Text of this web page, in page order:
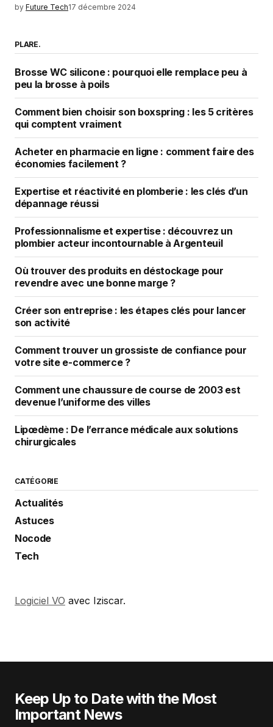
by Future Tech17 décembre 2024
PLARE.
Brosse WC silicone : pourquoi elle remplace peu à
peu la brosse à poils
Comment bien choisir son boxspring : les 5 critères
qui comptent vraiment
Acheter en pharmacie en ligne : comment faire des
économies facilement ?
Expertise et réactivité en plomberie : les clés d’un
dépannage réussi
Professionnalisme et expertise : découvrez un
plombier acteur incontournable à Argenteuil
Où trouver des produits en déstockage pour
revendre avec une bonne marge ?
Créer son entreprise : les étapes clés pour lancer
son activité
Comment trouver un grossiste de confiance pour
votre site e-commerce ?
Comment une chaussure de course de 2003 est
devenue l’uniforme des villes
Lipœdème : De l’errance médicale aux solutions
chirurgicales
CATÉGORIE
Actualités
Astuces
Nocode
Tech
Logiciel VO avec Iziscar.
Keep Up to Date with the Most
Important News